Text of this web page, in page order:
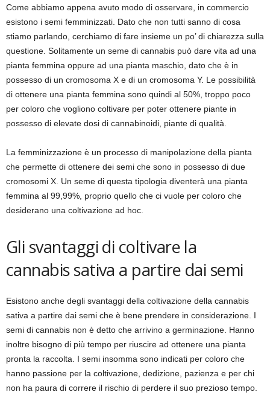
Come abbiamo appena avuto modo di osservare, in commercio
esistono i semi femminizzati. Dato che non tutti sanno di cosa
stiamo parlando, cerchiamo di fare insieme un po’ di chiarezza sulla
questione. Solitamente un seme di cannabis può dare vita ad una
pianta femmina oppure ad una pianta maschio, dato che è in
possesso di un cromosoma X e di un cromosoma Y. Le possibilità
di ottenere una pianta femmina sono quindi al 50%, troppo poco
per coloro che vogliono coltivare per poter ottenere piante in
possesso di elevate dosi di cannabinoidi, piante di qualità.
La femminizzazione è un processo di manipolazione della pianta
che permette di ottenere dei semi che sono in possesso di due
cromosomi X. Un seme di questa tipologia diventerà una pianta
femmina al 99,99%, proprio quello che ci vuole per coloro che
desiderano una coltivazione ad hoc.
Gli svantaggi di coltivare la
cannabis sativa a partire dai semi
Esistono anche degli svantaggi della coltivazione della cannabis
sativa a partire dai semi che è bene prendere in considerazione. I
semi di cannabis non è detto che arrivino a germinazione. Hanno
inoltre bisogno di più tempo per riuscire ad ottenere una pianta
pronta la raccolta. I semi insomma sono indicati per coloro che
hanno passione per la coltivazione, dedizione, pazienza e per chi
non ha paura di correre il rischio di perdere il suo prezioso tempo.